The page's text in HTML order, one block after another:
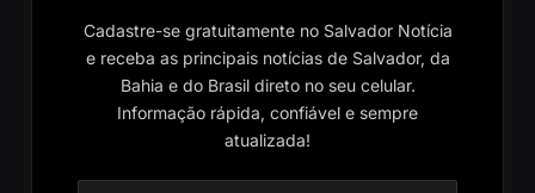
Cadastre-se gratuitamente no Salvador Notícia
e receba as principais notícias de Salvador, da
Bahia e do Brasil direto no seu celular.
Informação rápida, confiável e sempre
atualizada!